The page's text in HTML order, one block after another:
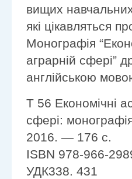
вищих
які цікавляться
Монографія
аграрній сфері”
англійською
Т 56 Економічні
сфері:
2016. — 176 с.
ISBN 978-966-
УДК338. 431